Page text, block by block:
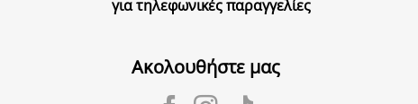
για τηλεφωνικές παραγγελίες
Ακολουθήστε μας